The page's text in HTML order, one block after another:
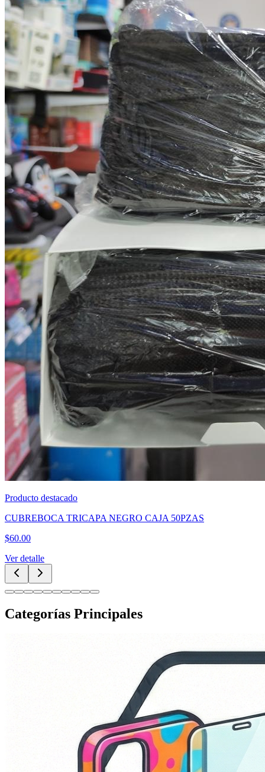
Producto destacado
CUBREBOCA TRICAPA NEGRO CAJA 50PZAS
$60.00
Ver detalle
Categorías Principales